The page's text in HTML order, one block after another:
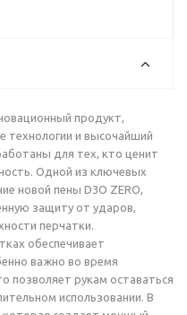
продукт,
технологии и высочайший
для тех, кто ценит
Одной из ключевых
новой пены D3O ZERO,
защиту от ударов,
перчатки.
обеспечивает
важно во время
позволяет рукам оставаться
использовании. В